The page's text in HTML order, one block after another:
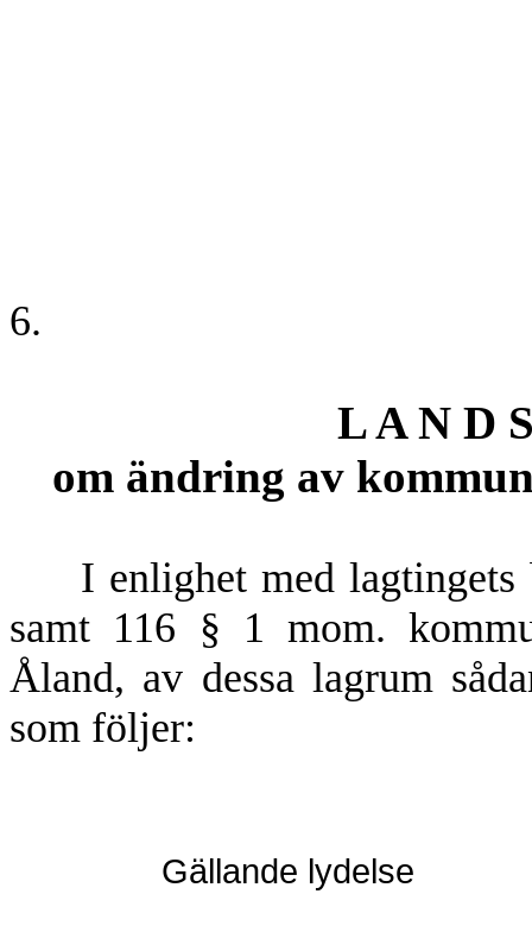
6.
L A N D
om ändring av
I enlighet med lagtingets
samt 116 § 1 mom.
Åland, av dessa lagrum
som följer:
Gällande lydelse